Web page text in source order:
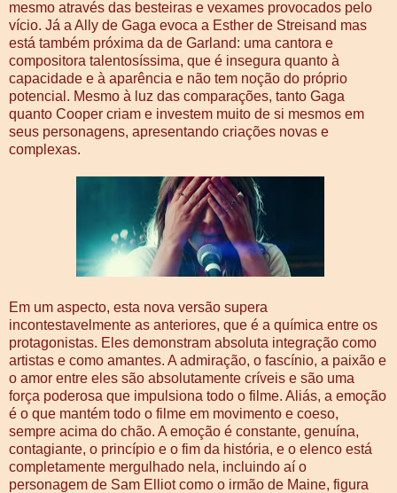
mesmo através das besteiras e vexames provocados pelo
vício. Já a Ally de Gaga evoca a Esther de Streisand mas
está também próxima da de Garland: uma cantora e
compositora talentosíssima, que é insegura quanto à
capacidade e à aparência e não tem noção do próprio
potencial. Mesmo à luz das comparações, tanto Gaga
quanto Cooper criam e investem muito de si mesmos em
seus personagens, apresentando criações novas e
complexas.
Em um aspecto, esta nova versão supera
incontestavelmente as anteriores, que é a química entre os
protagonistas. Eles demonstram absoluta integração como
artistas e como amantes. A admiração, o fascínio, a paixão e
o amor entre eles são absolutamente críveis e são uma
força poderosa que impulsiona todo o filme. Aliás, a emoção
é o que mantém todo o filme em movimento e coeso,
sempre acima do chão. A emoção é constante, genuína,
contagiante, o princípio e o fim da história, e o elenco está
completamente mergulhado nela, incluindo aí o
personagem de Sam Elliot como o irmão de Maine, figura